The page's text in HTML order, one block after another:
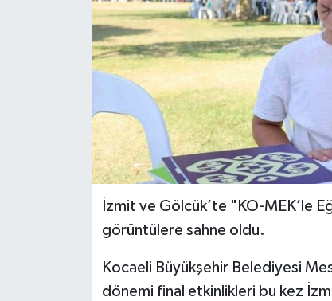
İzmit ve Gölcük’te "KO-MEK’le
görüntülere sahne oldu.
Kocaeli Büyükşehir Belediyesi
dönemi final etkinlikleri bu kez